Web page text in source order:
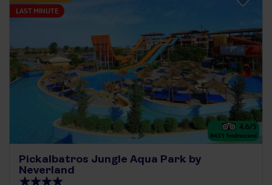
LAST MINUTE
4.6/5
8431 hodnocení
Pickalbatros Jungle Aqua Park by
Neverland